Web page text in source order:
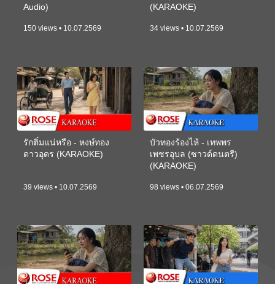
Audio)
150 views • 10.07.2569
(KARAOKE)
34 views • 10.07.2569
รักติ๋มแน่หรือ - หงษ์ทอง
ดาวอุดร (KARAOKE)
39 views • 10.07.2569
บัวทองร้องไห้ - เทพพร
เพชรอุบล (ซาวด์ดนตรี)
(KARAOKE)
98 views • 06.07.2569